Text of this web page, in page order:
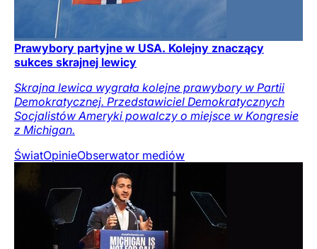
Prawybory partyjne w USA. Kolejny znaczący
sukces skrajnej lewicy
Skrajna lewica wygrała kolejne prawybory w Partii
Demokratycznej. Przedstawiciel Demokratycznych
Socjalistów Ameryki powalczy o miejsce w Kongresie
z Michigan.
ŚwiatOpinieObserwator mediów